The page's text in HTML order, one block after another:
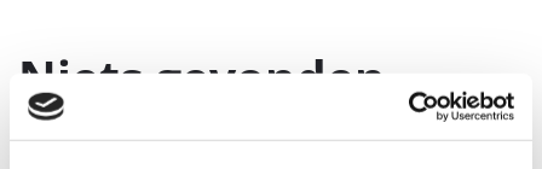
Niets gevonden